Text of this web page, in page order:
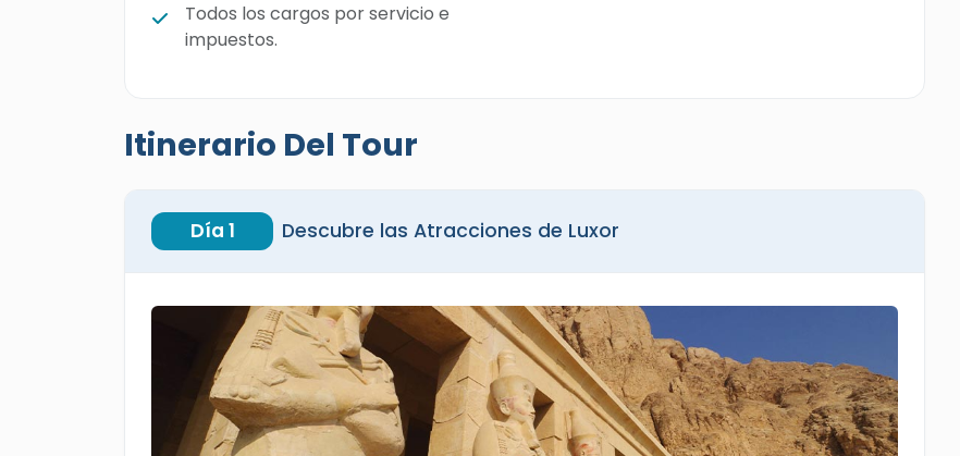
Todos los cargos por servicio e
impuestos.
Itinerario Del Tour
Día 1 Descubre las Atracciones de Luxor